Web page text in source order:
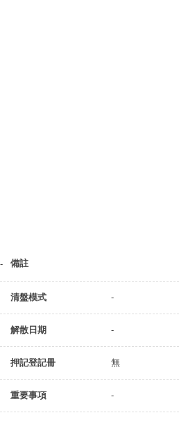
備註
-
清盤模式 -
解散日期 -
押記登記冊 無
重要事項 -